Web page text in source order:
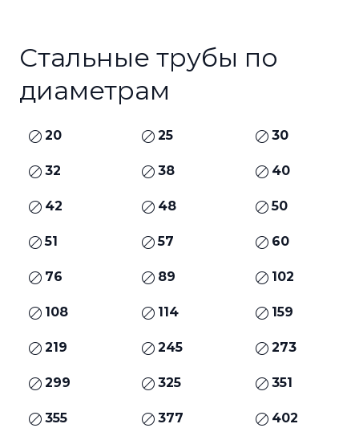
Стальные трубы по
диаметрам
20 25 30
32 38 40
42 48 50
51 57 60
76 89 102
108 114 159
219 245 273
299 325 351
355 377 402